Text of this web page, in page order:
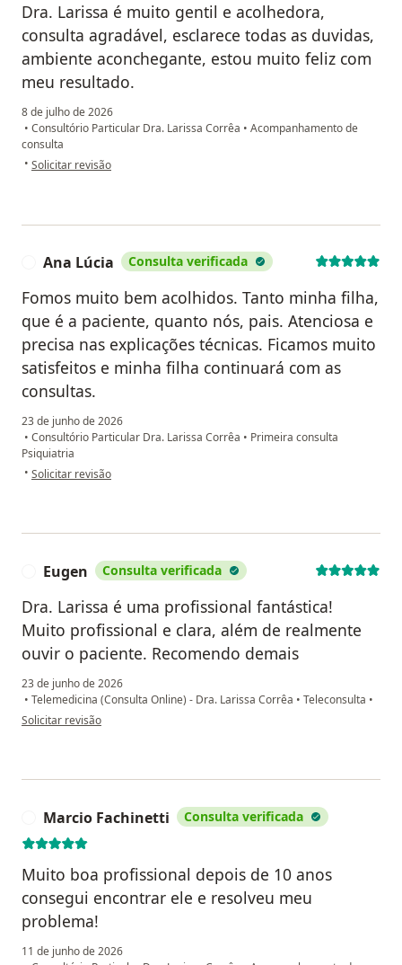
Dra. Larissa é muito gentil e acolhedora,
consulta agradável, esclarece todas as duvidas,
ambiente aconchegante, estou muito feliz com
meu resultado.
8 de julho de 2026
• Consultório Particular Dra. Larissa Corrêa • Acompanhamento de
consulta
• na opinião do utilizador Tamires Reis
Solicitar revisão
Ana Lúcia Consulta verificada
Fomos muito bem acolhidos. Tanto minha filha,
que é a paciente, quanto nós, pais. Atenciosa e
precisa nas explicações técnicas. Ficamos muito
satisfeitos e minha filha continuará com as
consultas.
23 de junho de 2026
• Consultório Particular Dra. Larissa Corrêa • Primeira consulta
Psiquiatria
• na opinião do utilizador Ana Lúcia
Solicitar revisão
Eugen Consulta verificada
Dra. Larissa é uma profissional fantástica!
Muito profissional e clara, além de realmente
ouvir o paciente. Recomendo demais
23 de junho de 2026
• Telemedicina (Consulta Online) - Dra. Larissa Corrêa • Teleconsulta •
na opinião do utilizador Eugen
Solicitar revisão
Marcio Fachinetti Consulta verificada
Muito boa profissional depois de 10 anos
consegui encontrar ele e resolveu meu
problema!
11 de junho de 2026